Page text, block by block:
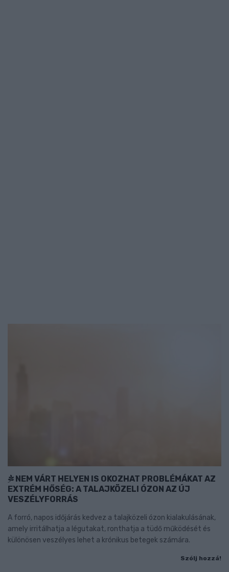
NEM VÁRT HELYEN IS OKOZHAT PROBLÉMÁKAT AZ
EXTRÉM HŐSÉG: A TALAJKÖZELI ÓZON AZ ÚJ
VESZÉLYFORRÁS
A forró, napos időjárás kedvez a talajközeli ózon kialakulásának,
amely irritálhatja a légutakat, ronthatja a tüdő működését és
különösen veszélyes lehet a krónikus betegek számára.
Szólj hozzá!